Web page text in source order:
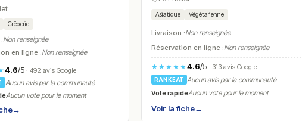
Crêperie
Non renseignée
en ligne :Non renseignée
4.6/5· 492 avis Google
Aucun avis par la communauté
Aucun vote pour le moment
→
Asiatique Végétarienne
Livraison :Non renseignée
Réservation en ligne :Non renseignée
★★★★★4.6/5· 313 avis Google
RANKEAT
Aucun avis par la communauté
Vote rapideAucun vote pour le moment
Voir la fiche→